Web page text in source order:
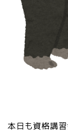
本日も資格講